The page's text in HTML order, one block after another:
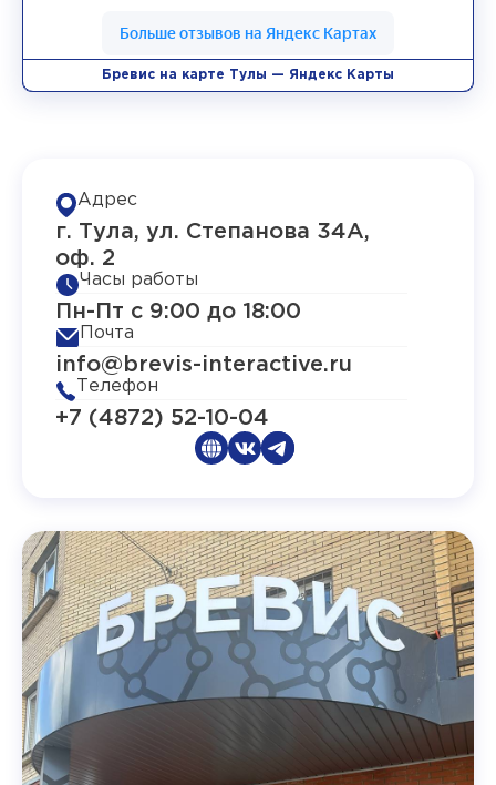
Бревис на карте Тулы — Яндекс Карты
Адрес
г. Тула, ул. Степанова 34А,
оф. 2
Часы работы
Пн-Пт с 9:00 до 18:00
Почта
info@brevis-interactive.ru
Телефон
+7 (4872) 52-10-04